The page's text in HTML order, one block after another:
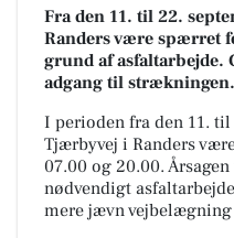
Fra den 11. til 22.
Randers være spærret
grund af asfaltarbejde.
adgang til strækningen.
I perioden fra den 11.
Tjærbyvej i Randers
07.00 og 20.00.
nødvendigt
mere jævn